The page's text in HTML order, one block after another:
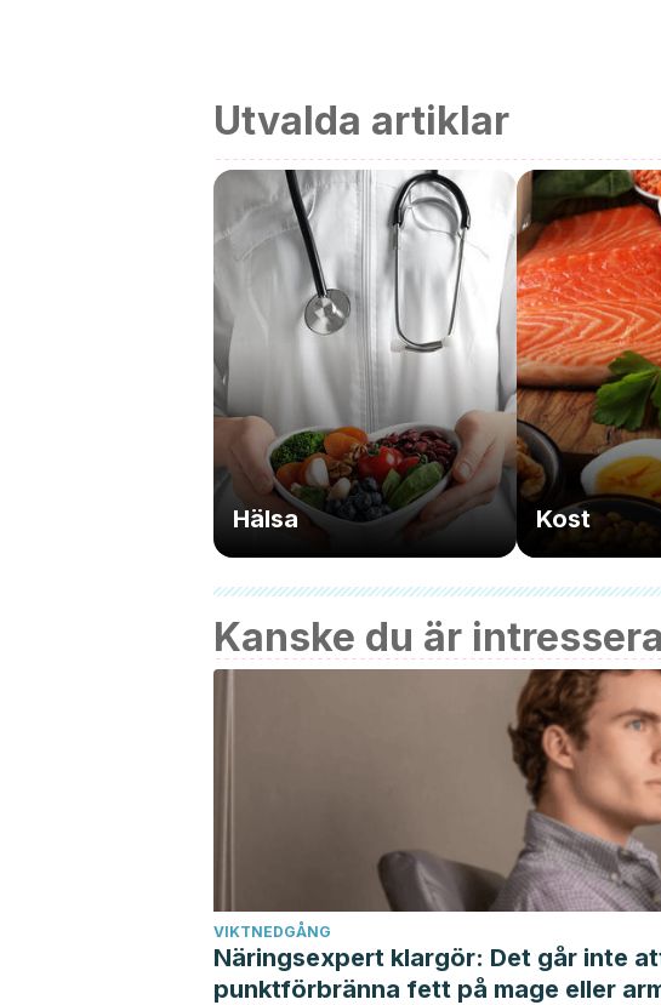
Utvalda artiklar
Hälsa Kost
Kanske du är
VIKTNEDGÅNG
Näringsexpert klargör: Det går inte
punktförbränna fett på mage eller